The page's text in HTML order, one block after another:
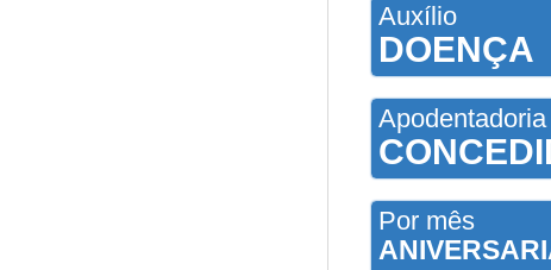
Auxílio
DOENÇA
Apodentadoria
Por mês